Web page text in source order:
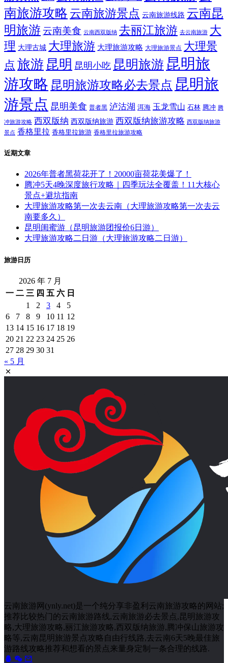
南旅游攻略 云南旅游景点 云南旅游线路 云南昆
明旅游 云南美食 云南西双版纳 去丽江旅游 去云南旅游 大
理 大理古城 大理旅游 大理旅游攻略 大理旅游景点 大理景
点 旅游 昆明 昆明小吃 昆明旅游 昆明旅
游攻略 昆明旅游攻略必去景点 昆明旅
游景点 昆明美食 普者黑 泸沽湖 洱海 玉龙雪山 石林 腾冲 腾
冲旅游攻略 西双版纳 西双版纳旅游 西双版纳旅游攻略 西双版纳旅游
景点 香格里拉 香格里拉旅游 香格里拉旅游攻略
近期文章
2026年普者黑荷花开了！20000亩荷花美爆了！
腾冲5天4晚深度旅行攻略｜四季玩法全覆盖！11大核心
景点+避坑指南
大理旅游攻略第一次去云南（大理旅游攻略第一次去云
南要多久）
昆明闺蜜游（昆明旅游团报价6日游）
大理旅游攻略二日游（大理旅游攻略二日游）
旅游日历
2026 年 7 月
一 二 三 四 五 六 日
1
2 3 4
5
6
7 8 9 10 11 12
13 14 15 16 17 18 19
20 21 22 23 24 25 26
27 28 29 30 31
« 5 月
云南旅游网(ynly.net)是一个纯分享非盈利云南旅游攻略的网站;
推荐比较热门的云南旅游路线,云南旅游必去景点,昆明旅游攻
略,大理旅游攻略,丽江旅游攻略,西双版纳旅游,腾冲保山旅游攻
略等,云南昆明旅游景点攻略自由行线路,去云南6天5晚最佳旅
游路线攻略推荐和想看的景点来量身定制一条合理的线路.